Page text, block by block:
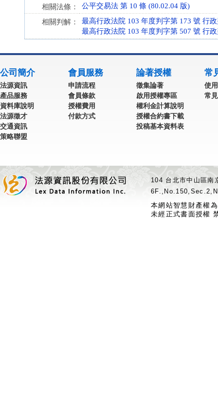
相關法條： 公平交易法 第 10 條 (80.02.04 版)
相關判解：
最高行政法院 103 年度判字第 173 號 行
最高行政法院 103 年度判字第 507 號 行
公司簡介
法源資訊
產品服務
資料庫說明
法源徵才
交通資訊
策略聯盟
會員服務
申請流程
會員條款
授權費用
付款方式
論著授權
徵集論著
啟用授權專區
權利金計算說明
授權合約書下載
投稿基本資料表
常
使
常
104 台北市中山區
本網站智慧財產權
未經正式書面授權